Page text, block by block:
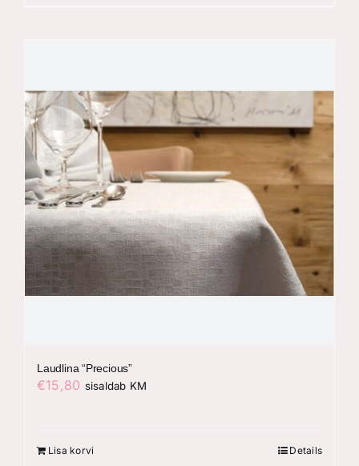
Laudlina “Precious”
€15,80 sisaldab KM
Lisa korvi Details